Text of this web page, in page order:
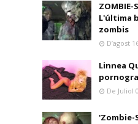
ZOMBIE-
L'última
zombis
D’agost
Linnea
De Juliol
'Zombie-